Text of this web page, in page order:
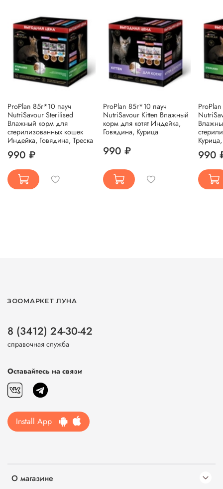
ProPlan 85г*10 пауч
NutriSavour Sterilised
Влажный корм для
стерилизованных кошек
Индейка, Говядина, Треска
990 ₽
ProPlan 85г*10 пауч
NutriSavour Kitten Влажный
корм для котят Индейка,
Говядина, Курица
990 ₽
Курица,
990
О магазине
ЗООМАРКЕТ ЛУНА
8 (3412) 24-30-42
справочная служба
Оставайтесь на связи
Install App